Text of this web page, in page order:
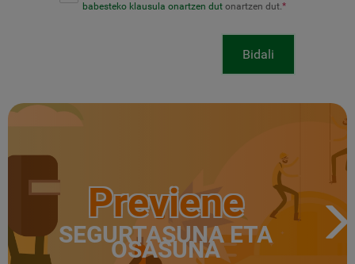
babesteko klausula onartzen dut onartzen dut.*
Bidali
Previene
SEGURTASUNA ETA
OSASUNA